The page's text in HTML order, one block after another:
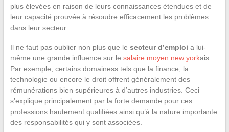
plus élevées en raison de leurs connaissances étendues et de
leur capacité prouvée à résoudre efficacement les problèmes
dans leur secteur.
Il ne faut pas oublier non plus que le secteur d’emploi a lui-
même une grande influence sur le salaire moyen new yorkais.
Par exemple, certains domainess tels que la finance, la
technologie ou encore le droit offrent généralement des
rémunérations bien supérieures à d’autres industries. Ceci
s’explique principalement par la forte demande pour ces
professions hautement qualifiées ainsi qu’à la nature importante
des responsabilités qui y sont associées.